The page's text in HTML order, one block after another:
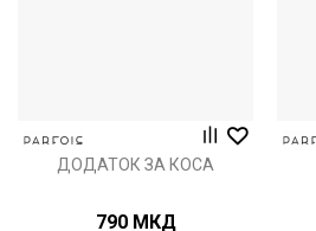
ДОДАТОК ЗА КОСА
790 МКД